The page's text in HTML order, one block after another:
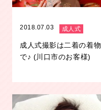
2018.07.03 成人式
成人式撮影は二着の着物
で♪ (川口市のお客様)